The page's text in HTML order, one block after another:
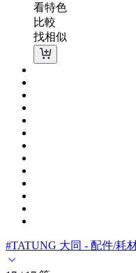
看特色
比較
找相似
#TATUNG 大同 - 配件/耗